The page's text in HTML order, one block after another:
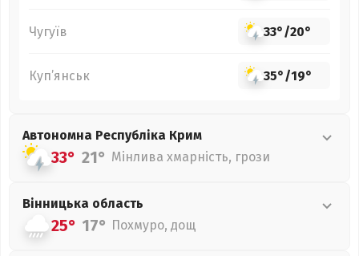
Чугуїв 33°/20°
Куп’янськ 35°/19°
Автономна Республіка Крим
33° 21° Мінлива хмарність, грози
Вінницька область
25° 17° Похмуро, дощ